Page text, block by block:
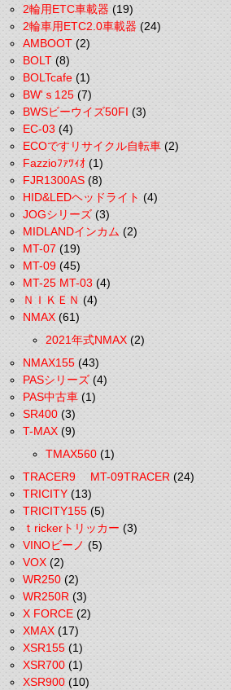
2輪用ETC車載器(19)
2輪車用ETC2.0車載器(24)
AMBOOT(2)
BOLT(8)
BOLTcafe(1)
BW'ｓ125(7)
BWSビーウイズ50FI(3)
EC-03(4)
ECOですリサイクル自転車(2)
Fazzioﾌｧﾂｨｵ(1)
FJR1300AS(8)
HID&LEDヘッドライト(4)
JOGシリーズ(3)
MIDLANDインカム(2)
MT-07(19)
MT-09(45)
MT-25 MT-03(4)
ＮＩＫＥＮ(4)
NMAX(61)
2021年式NMAX(2)
NMAX155(43)
PASシリーズ(4)
PAS中古車(1)
SR400(3)
T-MAX(9)
TMAX560(1)
TRACER9 MT-09TRACER(24)
TRICITY(13)
TRICITY155(5)
ｔrickerトリッカー(3)
VINOビーノ(5)
VOX(2)
WR250(2)
WR250R(3)
X FORCE(2)
XMAX(17)
XSR155(1)
XSR700(1)
XSR900(10)